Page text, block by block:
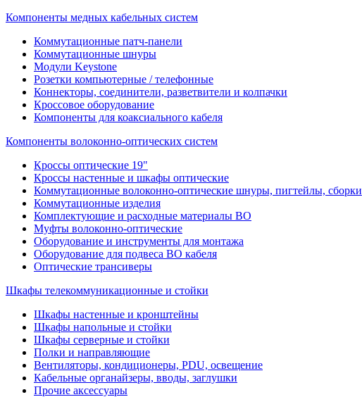
Компоненты медных кабельных систем
Коммутационные патч-панели
Коммутационные шнуры
Модули Keystone
Розетки компьютерные / телефонные
Коннекторы, соединители, разветвители и колпачки
Кроссовое оборудование
Компоненты для коаксиального кабеля
Компоненты волоконно-оптических систем
Кроссы оптические 19"
Кроссы настенные и шкафы оптические
Коммутационные волоконно-оптические шнуры, пигтейлы, сборки
Коммутационные изделия
Комплектующие и расходные материалы ВО
Муфты волоконно-оптические
Оборудование и инструменты для монтажа
Оборудование для подвеса ВО кабеля
Оптические трансиверы
Шкафы телекоммуникационные и стойки
Шкафы настенные и кронштейны
Шкафы напольные и стойки
Шкафы серверные и стойки
Полки и направляющие
Вентиляторы, кондиционеры, PDU, освещение
Кабельные органайзеры, вводы, заглушки
Прочие аксеcсуары